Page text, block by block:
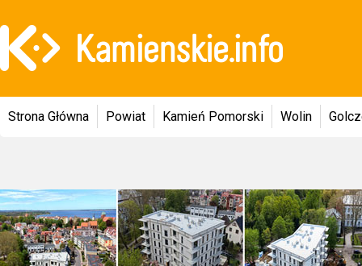
Strona Główna Powiat Kamień Pomorski Wolin